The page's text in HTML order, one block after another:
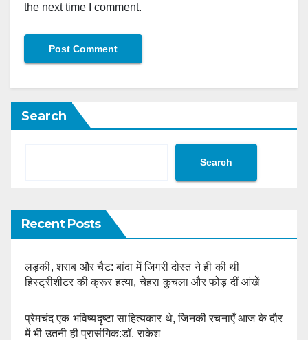
the next time I comment.
Search
Search
Recent Posts
लड़की, शराब और चैट: बांदा में जिगरी दोस्त ने ही की थी
हिस्ट्रीशीटर की क्रूर हत्या, चेहरा कुचला और फोड़ दीं आंखें
प्रेमचंद एक भविष्यदृष्टा साहित्यकार थे, जिनकी रचनाएँ आज के दौर
में भी उतनी ही प्रासंगिक:डॉ. राकेश